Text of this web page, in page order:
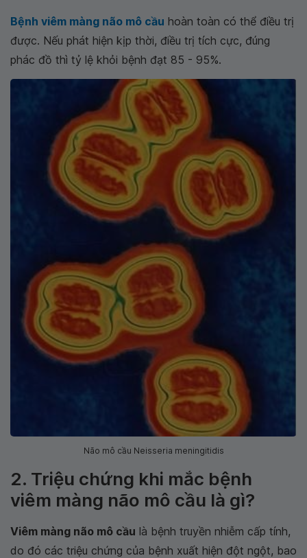
Bệnh viêm màng não mô cầu hoàn toàn có thể điều trị
được. Nếu phát hiện kịp thời, điều trị tích cực, đúng
phác đồ thì tỷ lệ khỏi bệnh đạt 85 - 95%.
Não mô cầu Neisseria meningitidis
2. Triệu chứng khi mắc bệnh
viêm màng não mô cầu là gì?
Viêm màng não mô cầu là bệnh truyền nhiễm cấp tính,
do đó các triệu chứng của bệnh xuất hiện đột ngột, bao